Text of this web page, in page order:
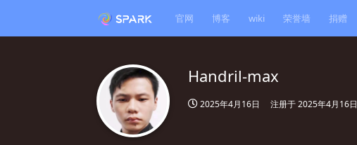
官网 博客 wiki 荣誉墙 捐赠
Handril-max
2025年4月16日 注册于2025年4月16日